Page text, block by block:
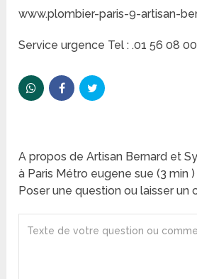
www.plombier-paris-9-artisan-
Service urgence Tel : .01 56 08
A propos de Artisan Bernard et
à Paris Métro eugene sue (3 min )
Poser une question ou laisser un